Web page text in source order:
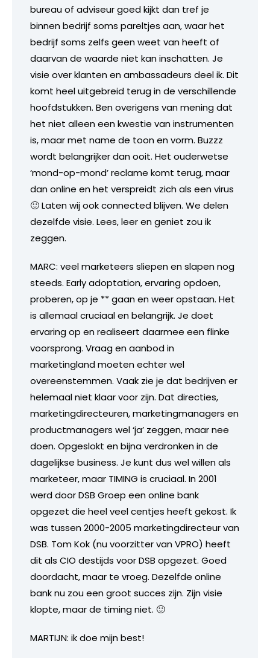
bureau of adviseur goed kijkt dan tref je
binnen bedrijf soms pareltjes aan, waar het
bedrijf soms zelfs geen weet van heeft of
daarvan de waarde niet kan inschatten. Je
visie over klanten en ambassadeurs deel ik. Dit
komt heel uitgebreid terug in de verschillende
hoofdstukken. Ben overigens van mening dat
het niet alleen een kwestie van instrumenten
is, maar met name de toon en vorm. Buzzz
wordt belangrijker dan ooit. Het ouderwetse
‘mond-op-mond’ reclame komt terug, maar
dan online en het verspreidt zich als een virus
🙂 Laten wij ook connected blijven. We delen
dezelfde visie. Lees, leer en geniet zou ik
zeggen.
MARC: veel marketeers sliepen en slapen nog
steeds. Early adoptation, ervaring opdoen,
proberen, op je ** gaan en weer opstaan. Het
is allemaal cruciaal en belangrijk. Je doet
ervaring op en realiseert daarmee een flinke
voorsprong. Vraag en aanbod in
marketingland moeten echter wel
overeenstemmen. Vaak zie je dat bedrijven er
helemaal niet klaar voor zijn. Dat directies,
marketingdirecteuren, marketingmanagers en
productmanagers wel ‘ja’ zeggen, maar nee
doen. Opgeslokt en bijna verdronken in de
dagelijkse business. Je kunt dus wel willen als
marketeer, maar TIMING is cruciaal. In 2001
werd door DSB Groep een online bank
opgezet die heel veel centjes heeft gekost. Ik
was tussen 2000-2005 marketingdirecteur van
DSB. Tom Kok (nu voorzitter van VPRO) heeft
dit als CIO destijds voor DSB opgezet. Goed
doordacht, maar te vroeg. Dezelfde online
bank nu zou een groot succes zijn. Zijn visie
klopte, maar de timing niet. 🙂
MARTIJN: ik doe mijn best!